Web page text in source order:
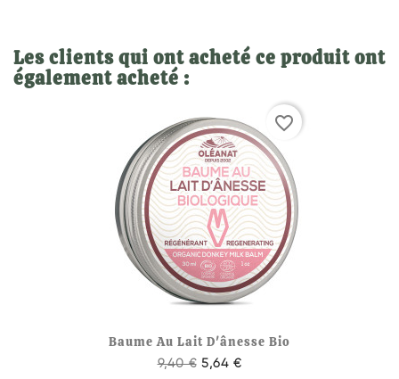
Les clients qui ont acheté ce produit ont
également acheté :
Baume Au Lait D'ânesse Bio
9,40 € 5,64 €
favorite_border